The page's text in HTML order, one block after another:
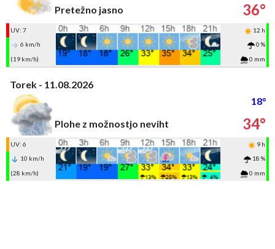
Pretežno jasno
36°
UV: 7
12 h
6 km/h
0 %
(19 km/h)
0 mm
Torek - 11.08.2026
18°
Plohe z možnostjo neviht
34°
UV: 6
9 h
10 km/h
18 %
(28 km/h)
0 mm